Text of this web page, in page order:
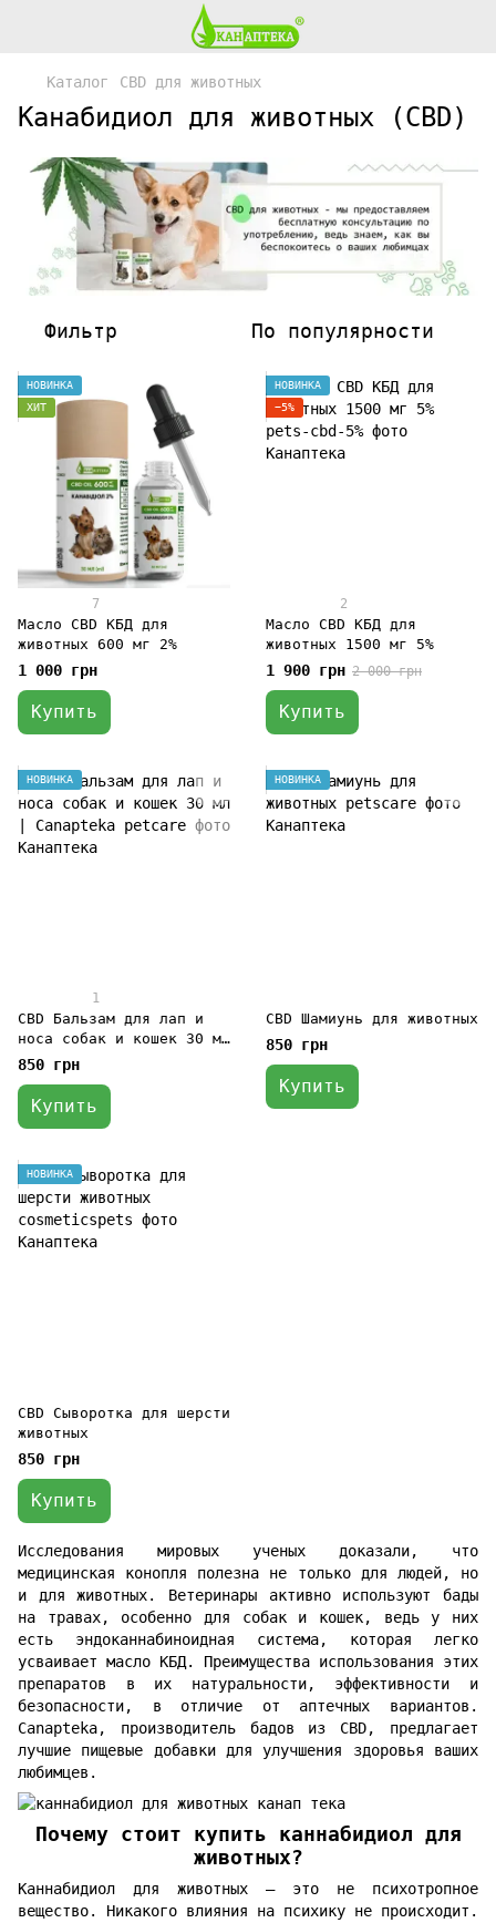
Каталог CBD для животных
Канабидиол для животных (CBD)
Фильтр По популярности
НОВИНКА
ХИТ
7
Масло СBD КБД для
животных 600 мг 2%
1 000 грн
Купить
НОВИНКА
−5%
2
Масло СBD КБД для
животных 1500 мг 5%
1 900 грн 2 000 грн
Купить
НОВИНКА
1
CBD Бальзам для лап и
носа собак и кошек 30 мл
| Canapteka
850 грн
Купить
НОВИНКА
СBD Шамиунь для животных
850 грн
Купить
НОВИНКА
CBD Сыворотка для шерсти
животных
850 грн
Купить
Исследования мировых ученых доказали, что
медицинская конопля полезна не только для людей, но
и для животных. Ветеринары активно используют бады
на травах, особенно для собак и кошек, ведь у них
есть эндоканнабиноидная система, которая легко
усваивает масло КБД. Преимущества использования этих
препаратов в их натуральности, эффективности и
безопасности, в отличие от аптечных вариантов.
Canapteka, производитель бадов из CBD, предлагает
лучшие пищевые добавки для улучшения здоровья ваших
любимцев.
Почему стоит купить каннабидиол для
животных?
Каннабидиол для животных — это не психотропное
вещество. Никакого влияния на психику не происходит.